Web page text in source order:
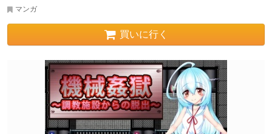
マンガ
買いに行く